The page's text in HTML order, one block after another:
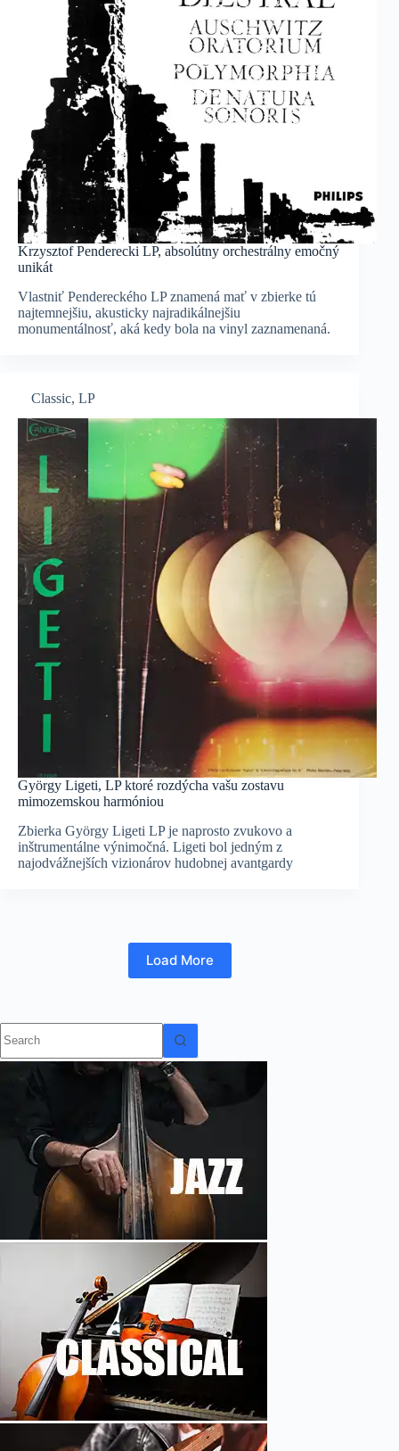
Krzysztof Penderecki LP, absolútny orchestrálny emočný
unikát
Vlastniť Pendereckého LP znamená mať v zbierke tú
najtemnejšiu, akusticky najradikálnejšiu
monumentálnosť, aká kedy bola na vinyl zaznamenaná.
Classic, LP
György Ligeti, LP ktoré rozdýcha vašu zostavu
mimozemskou harmóniou
Zbierka György Ligeti LP je naprosto zvukovo a
inštrumentálne výnimočná. Ligeti bol jedným z
najodvážnejších vizionárov hudobnej avantgardy
Load More
results